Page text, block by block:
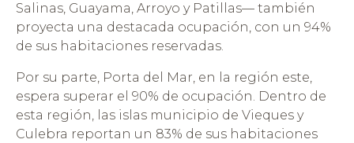
Salinas, Guayama, Arroyo y Patillas— también
proyecta una destacada ocupación, con un 94%
de sus habitaciones reservadas.
Por su parte, Porta del Mar, en la región este,
espera superar el 90% de ocupación. Dentro de
esta región, las islas municipio de Vieques y
Culebra reportan un 83% de sus habitaciones